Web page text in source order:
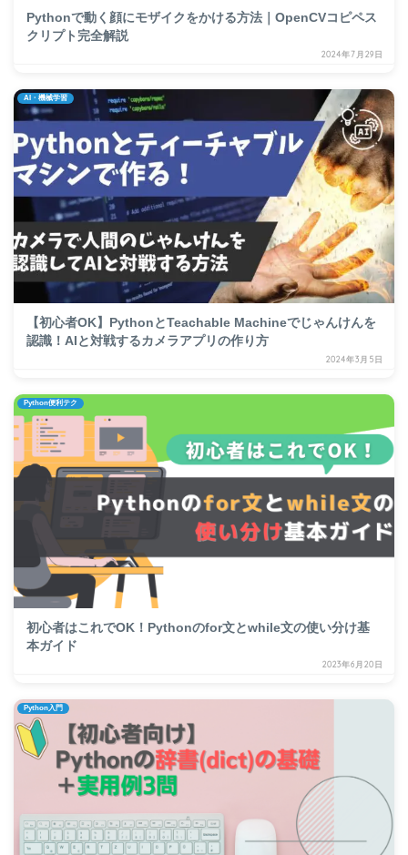
Pythonで動く顔にモザイクをかける方法｜OpenCVコピペス
クリプト完全解説
2024年7月29日
AI・機械学習
【初心者OK】PythonとTeachable Machineでじゃんけんを
認識！AIと対戦するカメラアプリの作り方
2024年3月5日
Python便利テク
初心者はこれでOK！Pythonのfor文とwhile文の使い分け基
本ガイド
2023年6月20日
Python入門